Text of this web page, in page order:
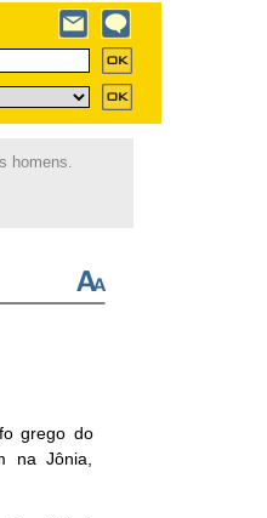
homens.
grego do
na Jônia,